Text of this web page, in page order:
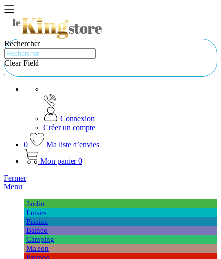
Rechercher
Clear Field
Connexion
Créer un compte
0
Ma liste d’envies
Mon panier 0
Fermer
Menu
Jardin
Loisirs
Piscine
Balneo
Camping
Maison
Promos